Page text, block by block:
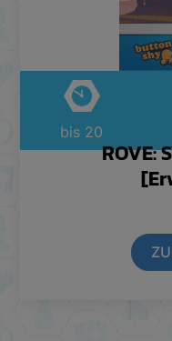
ROVE:
bis 20